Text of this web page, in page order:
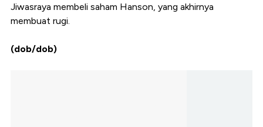
Jiwasraya membeli saham Hanson, yang akhirnya
membuat rugi.
(dob/dob)